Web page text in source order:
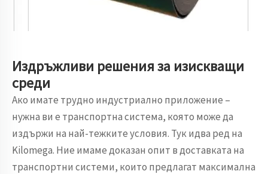
Издръжливи решения за изискващи
среди
Ако имате трудно индустриално приложение –
нужна ви е транспортна система, която може да
издържи на най-тежките условия. Тук идва ред на
Kilomega. Ние имаме доказан опит в доставката на
транспортни системи, които предлагат максимална